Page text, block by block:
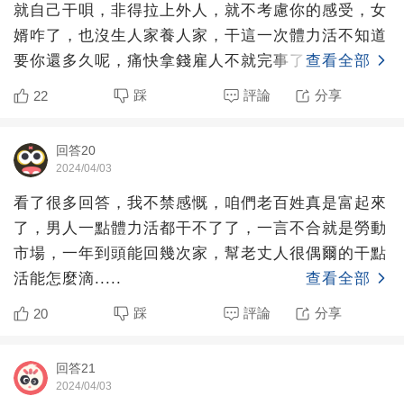
就自己干唄，非得拉上外人，就不考慮你的感受，女
婿咋了，也沒生人家養人家，干這一次體力活不知道
要你還多久呢，痛快拿錢雇人不就完事了麼，一千兩
千也有個具體數。
查看全部
22 踩 評論 分享
回答20
2024/04/03
看了很多回答，我不禁感慨，咱們老百姓真是富起來
了，男人一點體力活都干不了了，一言不合就是勞動
市場，一年到頭能回幾次家，幫老丈人很偶爾的干點
活能怎麼滴.....
查看全部
20 踩 評論 分享
回答21
2024/04/03